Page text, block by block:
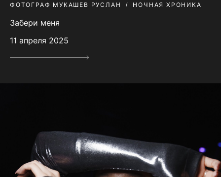
ФОТОГРАФ МУКАШЕВ РУСЛАН НОЧНАЯ ХРОНИКА
Забери меня
11 апреля 2025